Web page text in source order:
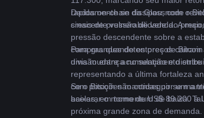
rapidamente se dissipou, com o
crescente vulnerabilidade do
Dados on-chain da Glassnode
sinais de pressão de venda. A
pressão descendente sobre a
compras quando os preços
uma mudança no sentimento
Para grandes detentores de
divisão entre acumulação e
representando a última fortaleza
com posições mantidas por um a
baixas, em torno de US$ 89.200 a
Se o Bitcoin não conseguir se
acelerar o momentum de baixa.
próxima grande zona de